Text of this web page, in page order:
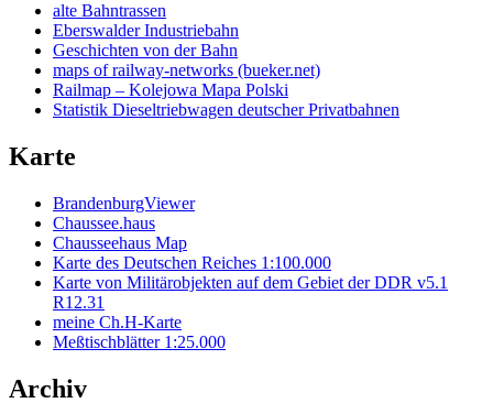
alte Bahntrassen
Eberswalder Industriebahn
Geschichten von der Bahn
maps of railway-networks (bueker.net)
Railmap – Kolejowa Mapa Polski
Statistik Dieseltriebwagen deutscher Privatbahnen
Karte
BrandenburgViewer
Chaussee.haus
Chausseehaus Map
Karte des Deutschen Reiches 1:100.000
Karte von Militärobjekten auf dem Gebiet der DDR v5.1
R12.31
meine Ch.H-Karte
Meßtischblätter 1:25.000
Archiv